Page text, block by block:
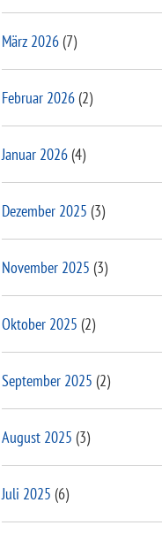
März 2026(7)
Februar 2026(2)
Januar 2026(4)
Dezember 2025 (3)
November 2025 (3)
Oktober 2025 (2)
September 2025 (2)
August 2025 (3)
Juli 2025 (6)